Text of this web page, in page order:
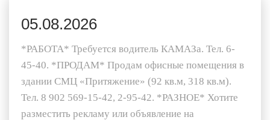
05.08.2026
*РАБОТА* Требуется водитель КАМАЗа. Тел. 6-
45-40. *ПРОДАМ* Продам офисные помещения в
здании СМЦ «Притяжение» (92 кв.м, 318 кв.м).
Тел. 8 902 569-15-42, 2-95-42. *РАЗНОЕ* Хотите
разместить рекламу или объявление на